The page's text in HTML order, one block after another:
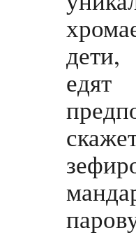
дети,
едят